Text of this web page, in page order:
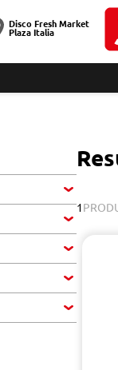
Disco Fresh Market
Plaza Italia
1